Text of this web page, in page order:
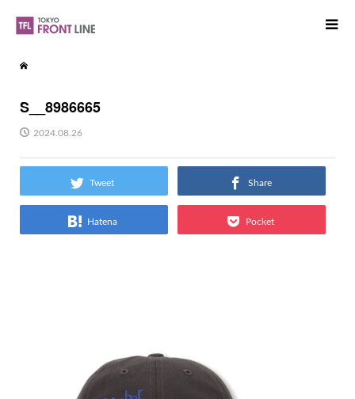
S__8986665
2024.08.26
Tweet Share
Hatena Pocket